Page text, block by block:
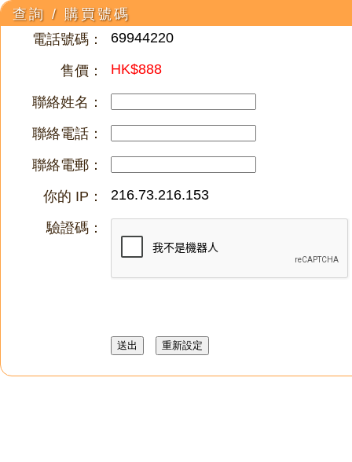
查詢 / 購買號碼
電話號碼：
69944220
售價： HK$888
聯絡姓名：
聯絡電話：
聯絡電郵：
你的 IP：
216.73.216.153
驗證碼：